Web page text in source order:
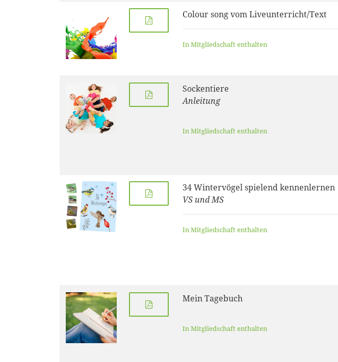
Colour song vom Liveunterricht/Text
In Mitgliedschaft enthalten
Sockentiere
Anleitung
In Mitgliedschaft enthalten
34 Wintervögel spielend kennenlernen
VS und MS
In Mitgliedschaft enthalten
Mein Tagebuch
In Mitgliedschaft enthalten